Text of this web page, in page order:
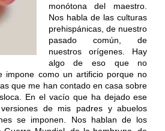
monótona del maestro.
Nos habla de las culturas
prehispánicas, de nuestro
pasado común, de
nuestros orígenes. Hay
algo de eso que no
impone como un artificio porque no
que me han contado en casa sobre
En el vacío que ha dejado ese
de mis padres y abuelos
se imponen. Nos hablan de los